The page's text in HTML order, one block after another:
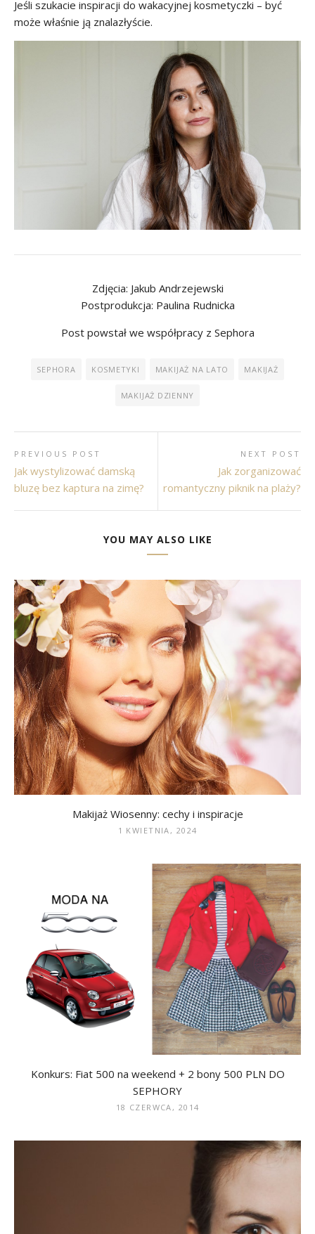
Jeśli szukacie inspiracji do wakacyjnej kosmetyczki – być
może właśnie ją znalazłyście.
Zdjęcia: Jakub Andrzejewski
Postprodukcja: Paulina Rudnicka
Post powstał we współpracy z Sephora
SEPHORA KOSMETYKI MAKIJAŻ NA LATO MAKIJAŻ
MAKIJAŻ DZIENNY
PREVIOUS POST
Jak wystylizować damską
bluzę bez kaptura na zimę?
NEXT POST
Jak zorganizować
romantyczny piknik na plaży?
YOU MAY ALSO LIKE
Makijaż Wiosenny: cechy i inspiracje
1 KWIETNIA, 2024
Konkurs: Fiat 500 na weekend + 2 bony 500 PLN DO
SEPHORY
18 CZERWCA, 2014